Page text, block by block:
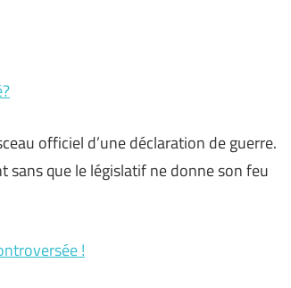
officiel d’une déclaration de guerre.
sans que le législatif ne donne son feu
!